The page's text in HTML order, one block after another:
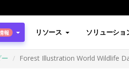
報 リソース ソリューショ
Forest Illustration World Wildlife